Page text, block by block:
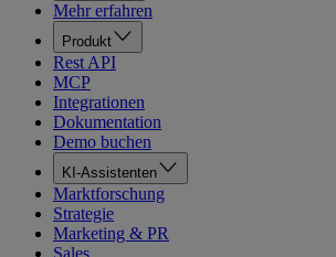
Mehr erfahren
Produkt
Rest API
MCP
Integrationen
Dokumentation
Demo buchen
KI-Assistenten
Marktforschung
Strategie
Marketing & PR
Sales